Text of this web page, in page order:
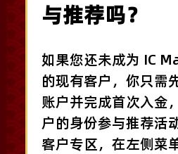
与推荐吗？
如果您还未成为 IC
的现有客户，你只需
账户并完成首次入金
户的身份参与推荐活
客户专区，在左侧菜